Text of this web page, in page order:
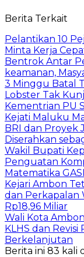
Berita Terkait
Pelantikan 10
Minta Kerja
Bentrok Antar
keamanan,
3 Minggu Batal
Lobster Tak
Kementrian PU
Kejati Maluku
BRI dan Proyek
Diserahkan
Wakil Bupati
Penguatan
Matematika
Kejari Ambon
dan Perkapalan
Rp18,96 Miliar
Wali Kota
KLHS dan
Berkelanjutan
Berita ini 83 kali